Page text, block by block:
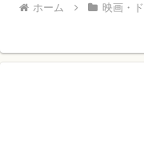
ホーム 映画・